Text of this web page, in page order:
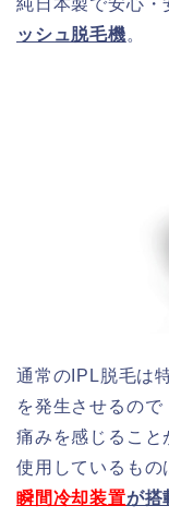
ッシュ脱毛機。
通常のIPL脱毛は
を発生させるので
痛みを感じること
使用しているもの
瞬間冷却装置が搭